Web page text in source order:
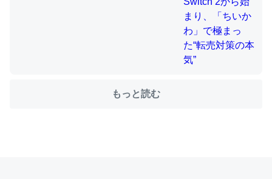
ちぼちRingも置こうかと画策中。あと、Googleマップで
もっと読む